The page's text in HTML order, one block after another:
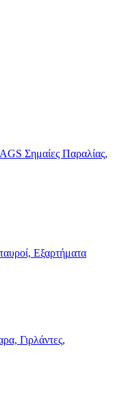
Σημαίες Παραλίας,
Εξαρτήματα
Γιρλάντες,